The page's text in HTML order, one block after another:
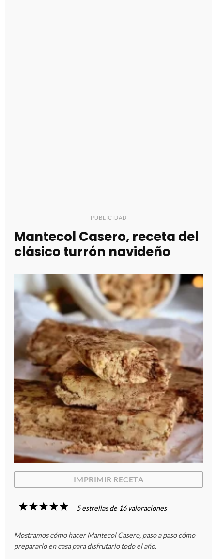
PUBLICIDAD
Mantecol Casero, receta del
clásico turrón navideño
IMPRIMIR RECETA
5
s
4
s
3
s
2
s
1
s
5estrellas de 16valoraciones
Mostramos cómo hacer Mantecol Casero, paso a paso cómo
prepararlo en casa para disfrutarlo todo el año.